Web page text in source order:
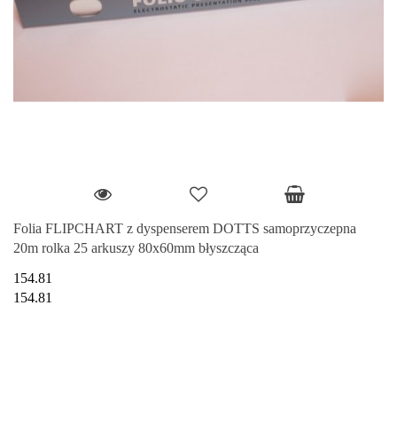
Folia FLIPCHART z dyspenserem DOTTS samoprzyczepna
20m rolka 25 arkuszy 80x60mm błyszcząca
154.81
154.81